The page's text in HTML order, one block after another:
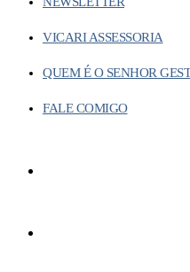
VICARI ASSESSORIA
QUEM É O SENHOR
FALE COMIGO